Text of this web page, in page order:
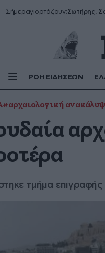
Σήμεραγιορτάζουν:
ΡΟΗ ΕΙΔΗΣΕΩΝ
#αρχαιολογική
τμήμα